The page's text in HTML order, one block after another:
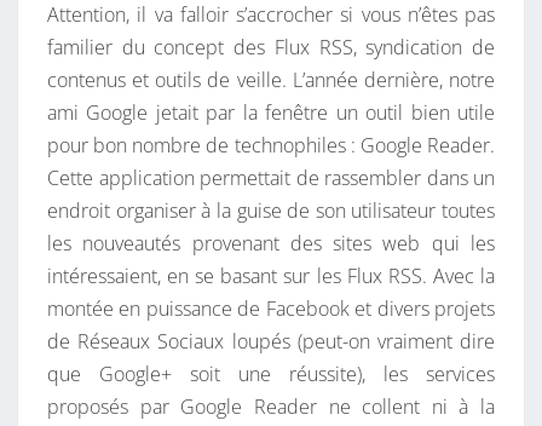
A
N
D
P
R
O
D
U
C
E
R
G
Attention, il va falloir s’accrocher si vous n’êtes pas
familier du concept des Flux RSS, syndication de
contenus et outils de veille. L’année dernière, notre
ami Google jetait par la fenêtre un outil bien utile
pour bon nombre de technophiles : Google Reader.
Cette application permettait de rassembler dans un
endroit organiser à la guise de son utilisateur toutes
les nouveautés provenant des sites web qui les
intéressaient, en se basant sur les Flux RSS. Avec la
montée en puissance de Facebook et divers projets
de Réseaux Sociaux loupés (peut-on vraiment dire
que Google+ soit une réussite), les services
proposés par Google Reader ne collent ni à la